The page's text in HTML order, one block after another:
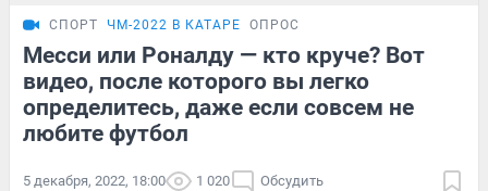
СПОРТ ЧМ-2022 В КАТАРЕ ОПРОС
Месси или Роналду — кто круче? Вот
видео, после которого вы легко
определитесь, даже если совсем не
любите футбол
5 декабря, 2022, 18:00 1 020 Обсудить